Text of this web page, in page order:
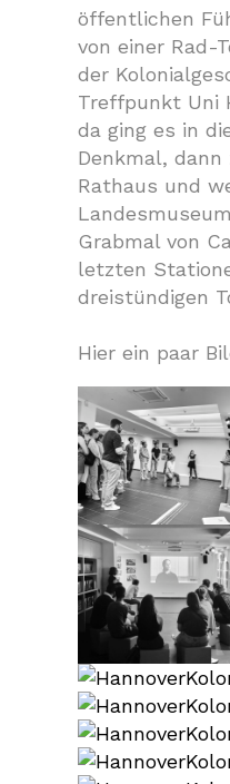
öffentlichen
von einer Rad-
der
Treffpunkt Uni
da ging es in
Denkmal,
Rathaus und
Grabmal von
letzten
dreistündigen
Hier ein paar